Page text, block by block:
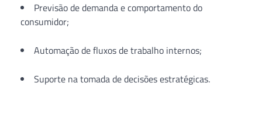
Previsão de demanda e comportamento do
consumidor;
Automação de fluxos de trabalho internos;
Suporte na tomada de decisões estratégicas.